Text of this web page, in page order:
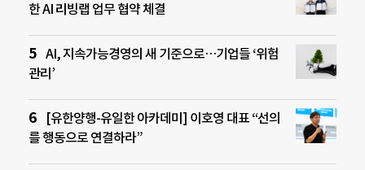
한 AI 리빙랩 업무 협약 체결
AI, 지속가능경영의 새 기준으로…기업들 ‘위험
관리’
[유한양행-유일한 아카데미] 이호영 대표 “선의
를 행동으로 연결하라”